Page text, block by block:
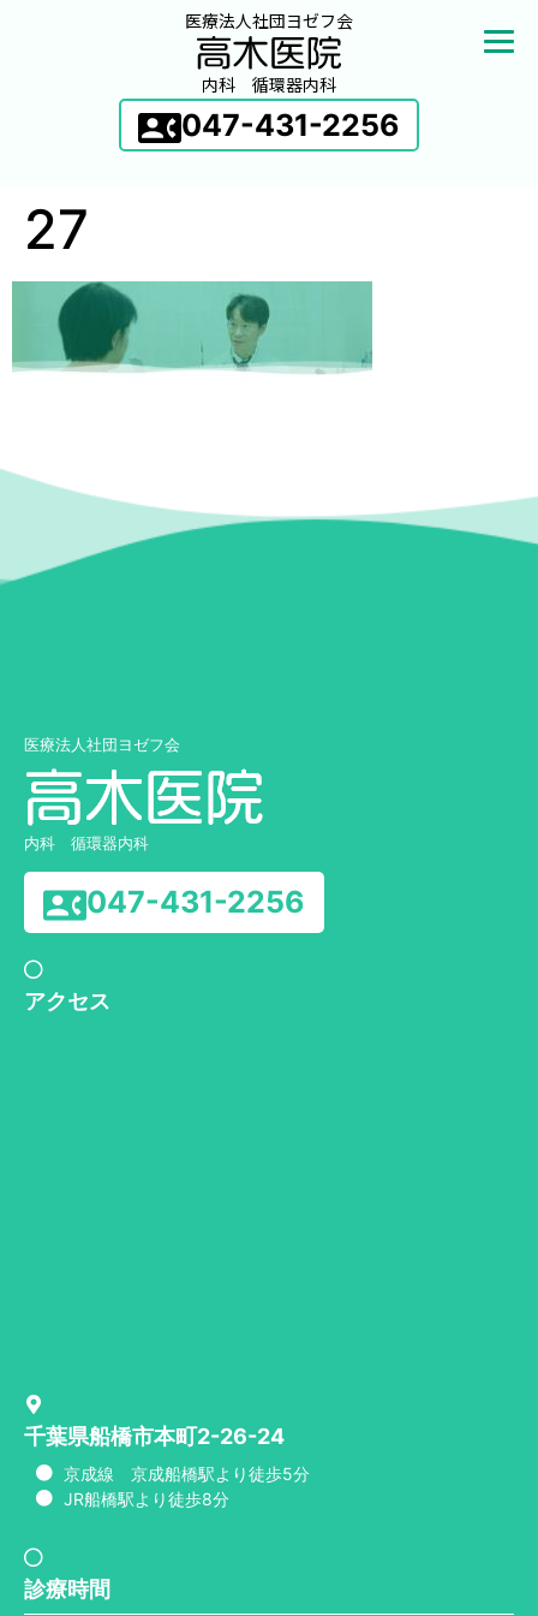
医療法人社団ヨゼフ会
内科 循環器内科
047-431-2256
27
医療法人社団ヨゼフ会
内科 循環器内科
047-431-2256
アクセス
千葉県船橋市本町2-26-24
京成線 京成船橋駅より徒歩5分
JR船橋駅より徒歩8分
診療時間